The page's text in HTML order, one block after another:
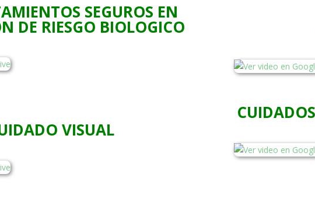
SEGUROS EN
DE RIESGO BIOLOGICO
VISUAL